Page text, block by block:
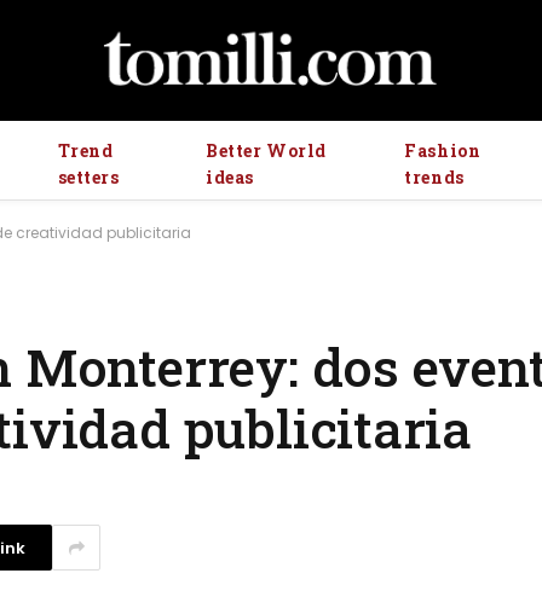
Trend
setters
Better World
ideas
Fashion
trends
creatividad publicitaria
Monterrey: dos
publicitaria